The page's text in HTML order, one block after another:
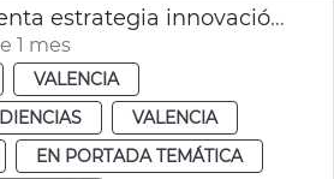
València presenta estrategia innovación a Silicon Valley
1 mes
VALENCIA
VALENCIA
EN PORTADA TEMÁTICA